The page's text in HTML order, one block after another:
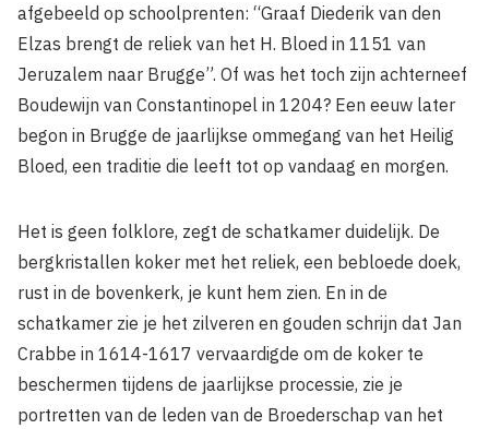
afgebeeld op schoolprenten: “Graaf Diederik van den
Elzas brengt de reliek van het H. Bloed in 1151 van
Jeruzalem naar Brugge”. Of was het toch zijn achterneef
Boudewijn van Constantinopel in 1204? Een eeuw later
begon in Brugge de jaarlijkse ommegang van het Heilig
Bloed, een traditie die leeft tot op vandaag en morgen.
Het is geen folklore, zegt de schatkamer duidelijk. De
bergkristallen koker met het reliek, een bebloede doek,
rust in de bovenkerk, je kunt hem zien. En in de
schatkamer zie je het zilveren en gouden schrijn dat Jan
Crabbe in 1614-1617 vervaardigde om de koker te
beschermen tijdens de jaarlijkse processie, zie je
portretten van de leden van de Broederschap van het